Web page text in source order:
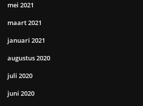
mei 2021
maart 2021
januari 2021
augustus 2020
juli 2020
juni 2020